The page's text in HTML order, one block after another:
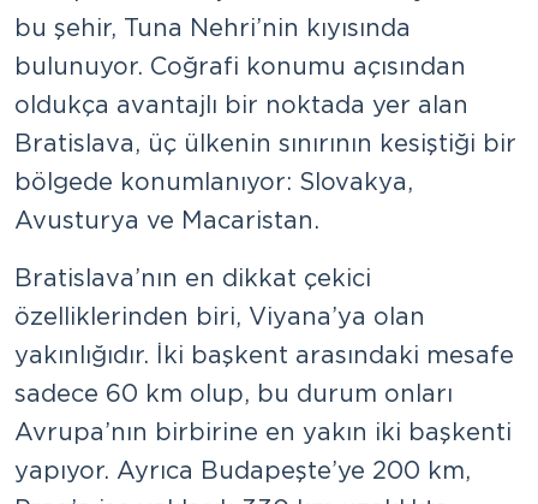
bu şehir, Tuna Nehri’nin kıyısında
bulunuyor. Coğrafi konumu açısından
oldukça avantajlı bir noktada yer alan
Bratislava, üç ülkenin sınırının kesiştiği bir
bölgede konumlanıyor: Slovakya,
Avusturya ve Macaristan.
Bratislava’nın en dikkat çekici
özelliklerinden biri, Viyana’ya olan
yakınlığıdır. İki başkent arasındaki mesafe
sadece 60 km olup, bu durum onları
Avrupa’nın birbirine en yakın iki başkenti
yapıyor. Ayrıca Budapeşte’ye 200 km,